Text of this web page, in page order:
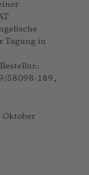
Tagung in
58098-189,
Oktober